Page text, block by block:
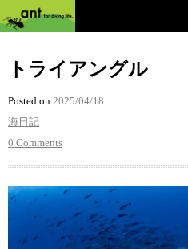
トライアングル
Posted on 2025/04/18
海日記
0 Comments